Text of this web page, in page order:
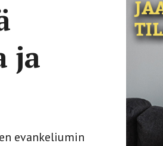
ja
evankeliumin